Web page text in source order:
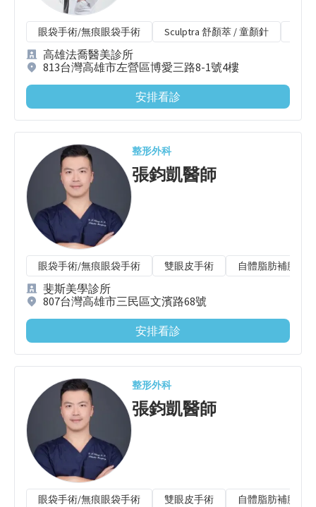
眼袋手術/無痕眼袋手術 Sculptra 舒顏萃 / 童顏針
高雄法喬醫美診所
813台灣高雄市左營區博愛三路8-1號4樓
安排看診
整形外科
張鈞凱醫師
眼袋手術/無痕眼袋手術 雙眼皮手術 自體脂肪補臉
斐斯美學診所
807台灣高雄市三民區文濱路68號
安排看診
整形外科
張鈞凱醫師
眼袋手術/無痕眼袋手術 雙眼皮手術 自體脂肪補臉